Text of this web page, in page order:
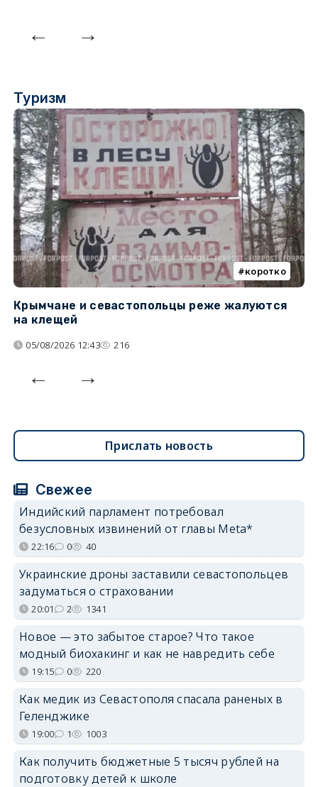
Туризм
коротко
Крымчане и севастопольцы реже жалуются
на клещей
05/08/2026 12:43 216
Прислать новость
Свежее
Индийский парламент потребовал
безусловных извинений от главы Meta*
22:16 0 40
Украинские дроны заставили севастопольцев
задуматься о страховании
20:01 2 1341
Новое — это забытое старое? Что такое
модный биохакинг и как не навредить себе
19:15 0 220
Как медик из Севастополя спасала раненых в
Геленджике
19:00 1 1003
Как получить бюджетные 5 тысяч рублей на
подготовку детей к школе